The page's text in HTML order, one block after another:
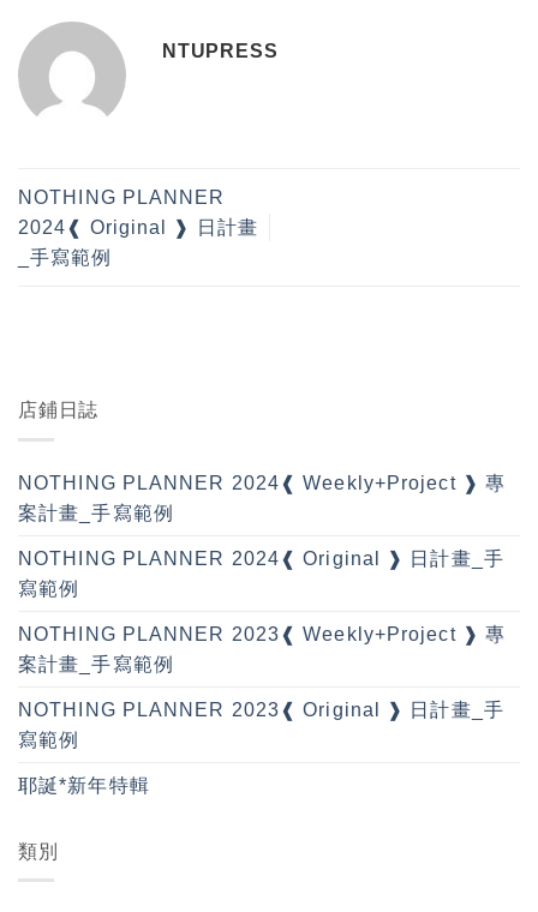
NTUPRESS
NOTHING PLANNER
2024❰ Original ❱ 日計畫
_手寫範例
店鋪日誌
NOTHING PLANNER 2024❰ Weekly+Project ❱ 專
案計畫_手寫範例
NOTHING PLANNER 2024❰ Original ❱ 日計畫_手
寫範例
NOTHING PLANNER 2023❰ Weekly+Project ❱ 專
案計畫_手寫範例
NOTHING PLANNER 2023❰ Original ❱ 日計畫_手
寫範例
耶誕*新年特輯
類別